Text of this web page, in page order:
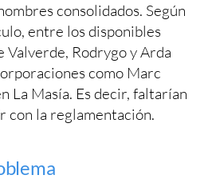
consolidados. Según
entre los disponibles
Valverde, Rodrygo y Arda
como Marc
La Masía. Es decir, faltarían
con la reglamentación.